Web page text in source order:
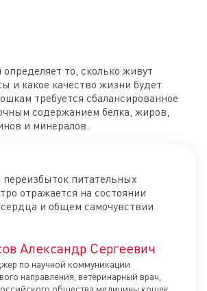
то, сколько живут
и какое качество жизни будет
требуется сбалансированное
содержанием белка, жиров,
и минералов.
питательных
отражается на состоянии
и общем самочувствии
Александр Сергеевич
по научной коммуникации
направления, ветеринарный врач,
общества медицины кошек